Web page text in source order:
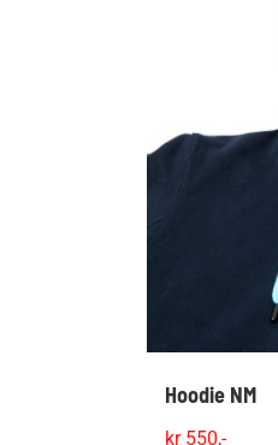
Hoodie NM
kr550,-